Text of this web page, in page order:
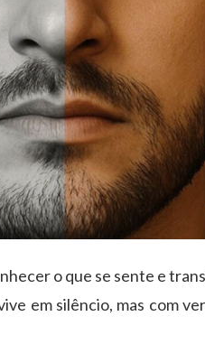
o que se sente e
em silêncio, mas com